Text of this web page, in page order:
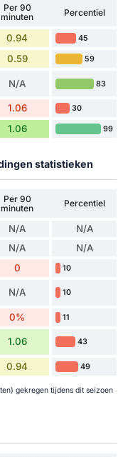
Per 90
minuten
Percentiel
0.94 45
0.59 59
N/A 83
1.06 30
1.06 99
statistieken
Per 90
minuten
Percentiel
N/A N/A
N/A N/A
0 10
N/A 10
0% 11
1.06 43
0.94 49
gekregen tijdens dit seizoen